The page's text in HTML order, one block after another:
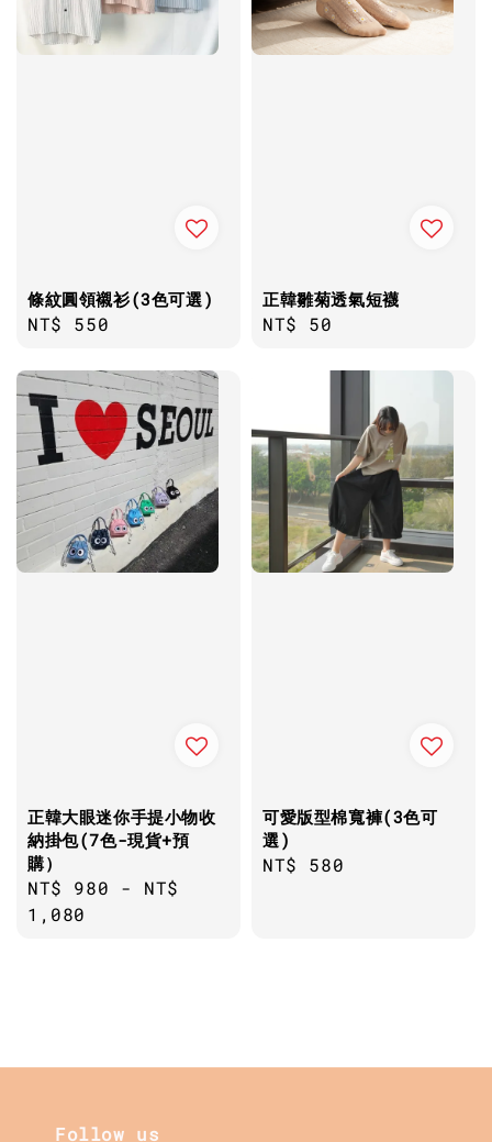
條紋圓領襯衫(3色可選)
Regular
NT$ 550
正韓雛菊透氣短襪
Regular
NT$ 50
正韓大眼迷你手提小物收
納掛包(7色-現貨+預
購）
Regular
price
NT$ 980 - NT$
1,080
可愛版型棉寬褲(3色可
選)
Regular
NT$ 580
Follow us